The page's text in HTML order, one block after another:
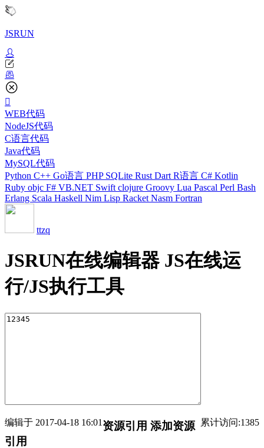
JSRUN
WEB代码
NodeJS代码
C语言代码
Java代码
MySQL代码
Python C++ Go语言 PHP SQLite Rust Dart R语言 C# Kotlin
Ruby objc F# VB.NET Swift clojure Groovy Lua Pascal Perl Bash
Erlang Scala Haskell Nim Lisp Racket Nasm Fortran
ttzq
JSRUN在线编辑器 JS在线运
行/JS执行工具
编辑于 2017-04-18 16:01 累计访问:1385
资源引用 添加资源
引用